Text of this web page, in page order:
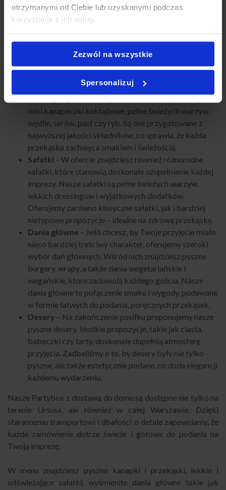
otrzymanymi od Ciebie lub uzyskanymi podczas
korzystania z ich usług.
Zezwól na wszystkie
Spersonalizuj
PartyBox Ursus wyróżnia się dbałością o detale i
różnorodnością oferty. Nasze zestawy cateringowe są
klasyki z nowoczesnością. Oferujemy zarówno
mini kanapeczki koktajlowe, pełne świeżych warzyw,
wędlin, serów, past czy ryb. Są one przygotowane z
najwyższej jakości składników, co sprawia, że każda
przekąska zachwyca smakiem i świeżością.
Sałatki – W ofercie znajdziesz również różnorodne
sałatki, które stanowią doskonałe uzupełnienie każdej
imprezy. Nasze sałatki są pełne świeżych warzyw,
lekkich dressingów i wyjątkowych dodatków.
Oferujemy zarówno klasyczne sałatki, jak i bardziej
nietypowe propozycje – idealne na zdrową przekąskę.
Dania główne – Jeśli chcesz, by Twoje przyjęcie miało
nieco bardziej treściwy charakter, oferujemy szeroki
wybór dań głównych. Wśród nich znajdziesz pyszne
burgery, wrapy, a także dania wegetariańskie i
wegańskie, które zadowolą każdego gościa. Nasze
dania główne to połączenie smaku i wygody, podawane
w formie łatwych do podania, poręcznych przekąsek.
Desery – Na zakończenie posiłku proponujemy nasze
pyszne desery. Słodkie propozycje, takie jak ciasta,
babeczki czy tarty, doskonale dopełnią atmosferę
przyjęcia. Zadbaliśmy o to, by desery były nie tylko
pyszne, ale także estetycznie podane, co doda elegancji
każdemu wydarzeniu.
Nasze Partybox z dostawą do domu są dostępne nie tylko na
terenie Ursusa, ale również w całejWarszawie. Dzięki
starannemu transportowi i dbałości o detale zapewniamy, że
każde zamówienie dotrze świeże i gotowe do podania na
Twoją imprezę.
W menu znajdziesz pyszne kanapki i przekąski, lekkie i
odświeżające sałatki, wyśmienite dania główne takie jak